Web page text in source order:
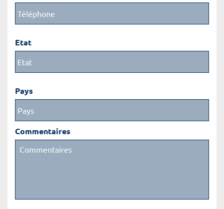
Etat
Pays
Commentaires